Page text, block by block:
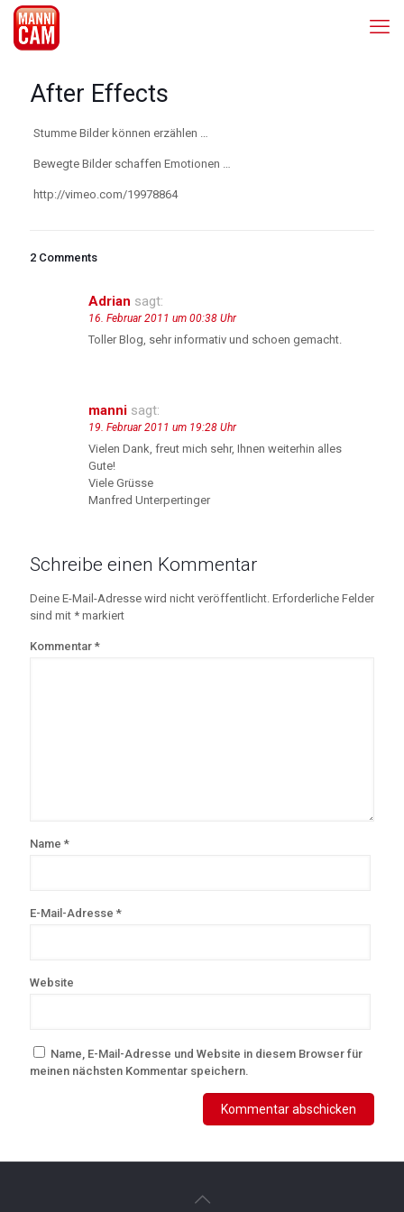
After Effects
Stumme Bilder können erzählen …
Bewegte Bilder schaffen Emotionen …
http://vimeo.com/19978864
2 Comments
Adrian sagt:
16. Februar 2011 um 00:38 Uhr
Toller Blog, sehr informativ und schoen gemacht.
manni sagt:
19. Februar 2011 um 19:28 Uhr
Vielen Dank, freut mich sehr, Ihnen weiterhin alles
Gute!
Viele Grüsse
Manfred Unterpertinger
Schreibe einen Kommentar
Deine E-Mail-Adresse wird nicht veröffentlicht. Erforderliche Felder
sind mit * markiert
Kommentar *
Name *
E-Mail-Adresse *
Website
Name, E-Mail-Adresse und Website in diesem Browser für
meinen nächsten Kommentar speichern.